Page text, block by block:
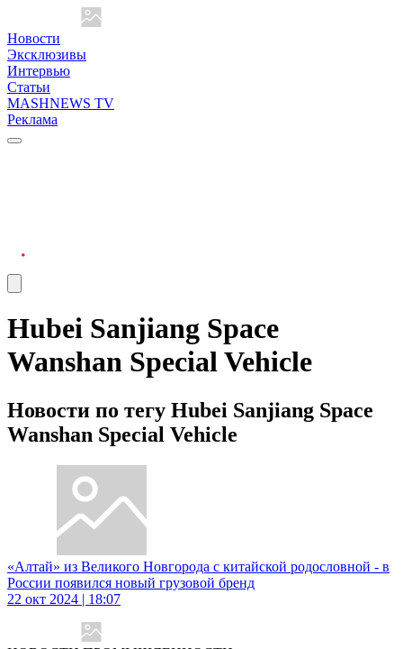
Новости
Эксклюзивы
Интервью
Статьи
MASHNEWS TV
Реклама
Hubei Sanjiang Space
Wanshan Special Vehicle
Новости по тегу Hubei Sanjiang Space
Wanshan Special Vehicle
«Алтай» из Великого Новгорода с китайской родословной - в
России появился новый грузовой бренд
22 окт 2024 | 18:07